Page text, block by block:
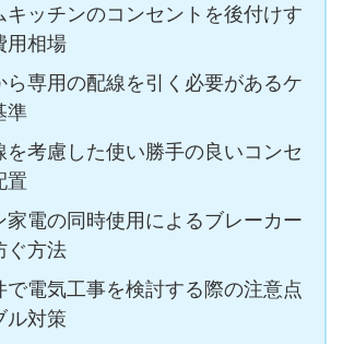
キッチンのコンセントを後付けす
用相場
ら専用の配線を引く必要があるケ
準
を考慮した使い勝手の良いコンセ
置
家電の同時使用によるブレーカー
ぐ方法
で電気工事を検討する際の注意点
ル対策